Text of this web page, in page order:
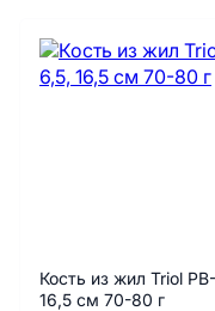
Кость из жил Triol
16,5 см 70-80 г